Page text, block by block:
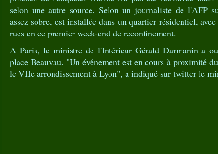
selon une autre source. Selon un journaliste de l'AFP
assez sobre, est installée dans un quartier résidentiel,
rues en ce premier week-end de reconfinement.
A Paris, le ministre de l'Intérieur Gérald Darmanin a
place Beauvau. "Un événement est en cours à proximité
le VIIe arrondissement à Lyon", a indiqué sur twitter le